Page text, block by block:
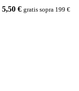
5,50 € gratis sopra 199 €